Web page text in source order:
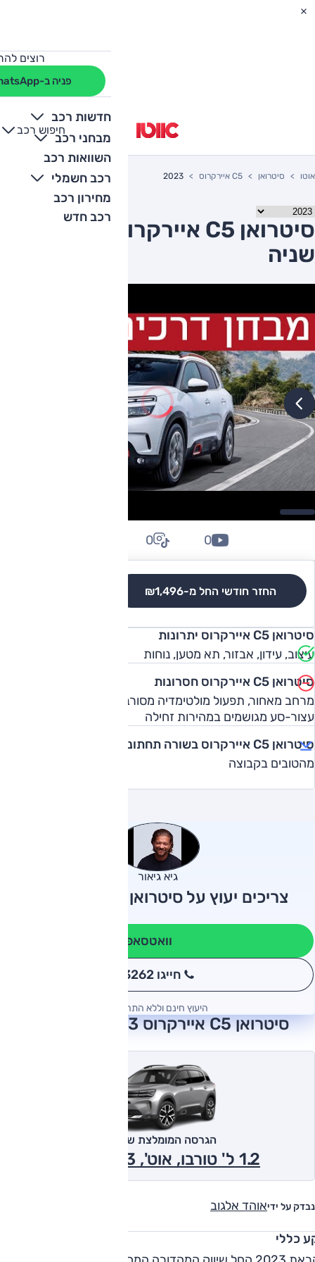
רוצים
פניה ב-WhatsApp
חדשות רכב
מבחני רכב
השוואות רכב
רכב חשמלי
מחירון רכב
רכב חדש
חיפוש רכב
+
-
אוטו סיטרואן C5 איירקרוס 2023
שניה
החזר חודשי החל מ-₪1,496
0
0
סיטרואן C5 איירקרוס יתרונות
עיצוב, עידון, אבזור, תא מטען, נוחות
סיטרואן C5 איירקרוס חסרונות
מרחב מאחור, תפעול מולטימדיה מסורבל, בלמים ומערכת
עצור-סע מגושמים במהירות זחילה
סיטרואן C5 איירקרוס בשורה תחתונה
מהטובים בקבוצה
גיא גיאור
צריכים יעוץ על סיטרואן C5 איירקרוס?
וואטסאפ
חייגו 3262
היעוץ חינם וללא התחייבות
סיטרואן C5 איירקרוס 2023 חוות דעת
נבדק על ידיאוהד אלגוב
הגרסה המומלצת של אוטו
1.2 ל' טורבו, אוט', Feel 2023
כללי